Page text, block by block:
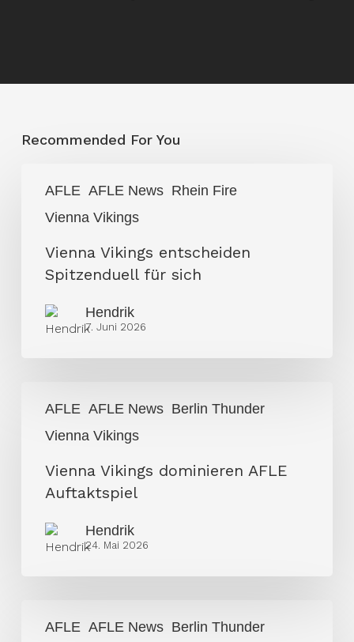
Recommended For You
AFLE AFLE News Rhein Fire
Vienna Vikings
Vikings
entscheiden
Spitzenduell
Vienna Vikings entscheiden
Spitzenduell für sich
Hendrik
7. Juni 2026
AFLE AFLE News Berlin Thunder
Vienna Vikings
Vikings
dominieren
Auftaktspiel
Vienna Vikings dominieren AFLE
Auftaktspiel
Hendrik
24. Mai 2026
AFLE AFLE News Berlin Thunder
wollen